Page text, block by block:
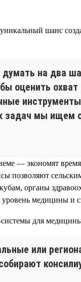
шанс
на два
оценить
мы ищем
— экономят
органы
медицины и
или